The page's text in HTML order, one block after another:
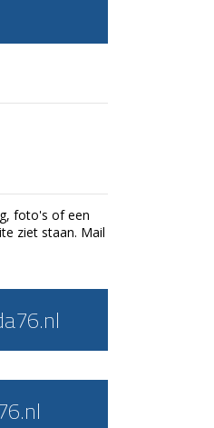
foto's of een
ziet staan. Mail